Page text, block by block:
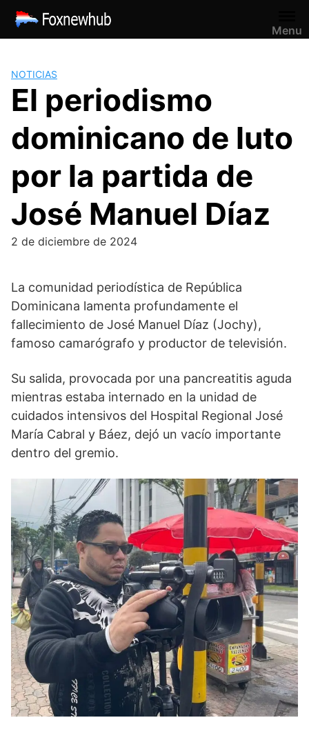
Saltar
contenido
Menu
NOTICIAS
El periodismo
dominicano de luto
por la partida de
José Manuel Díaz
2 de diciembre de 2024
La comunidad periodística de República
Dominicana lamenta profundamente el
fallecimiento de José Manuel Díaz (Jochy),
famoso camarógrafo y productor de televisión.
Su salida, provocada por una pancreatitis aguda
mientras estaba internado en la unidad de
cuidados intensivos del Hospital Regional José
María Cabral y Báez, dejó un vacío importante
dentro del gremio.